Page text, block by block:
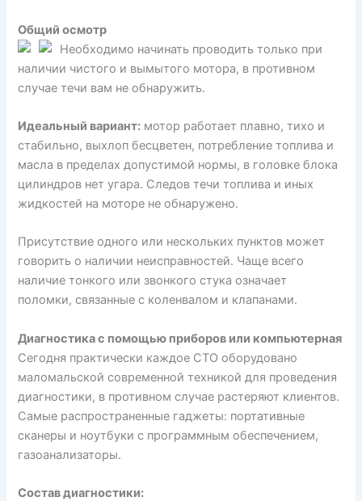
Общий осмотр
Необходимо начинать проводить только при
наличии чистого и вымытого мотора, в противном
случае течи вам не обнаружить.
Идеальный вариант: мотор работает плавно, тихо и
стабильно, выхлоп бесцветен, потребление топлива и
масла в пределах допустимой нормы, в головке блока
цилиндров нет угара. Следов течи топлива и иных
жидкостей на моторе не обнаружено.
Присутствие одного или нескольких пунктов может
говорить о наличии неисправностей. Чаще всего
наличие тонкого или звонкого стука означает
поломки, связанные с коленвалом и клапанами.
Диагностика с помощью приборов или компьютерная
Сегодня практически каждое СТО оборудовано
маломальской современной техникой для проведения
диагностики, в противном случае растеряют клиентов.
Самые распространенные гаджеты: портативные
сканеры и ноутбуки с программным обеспечением,
газоанализаторы.
Состав диагностики: